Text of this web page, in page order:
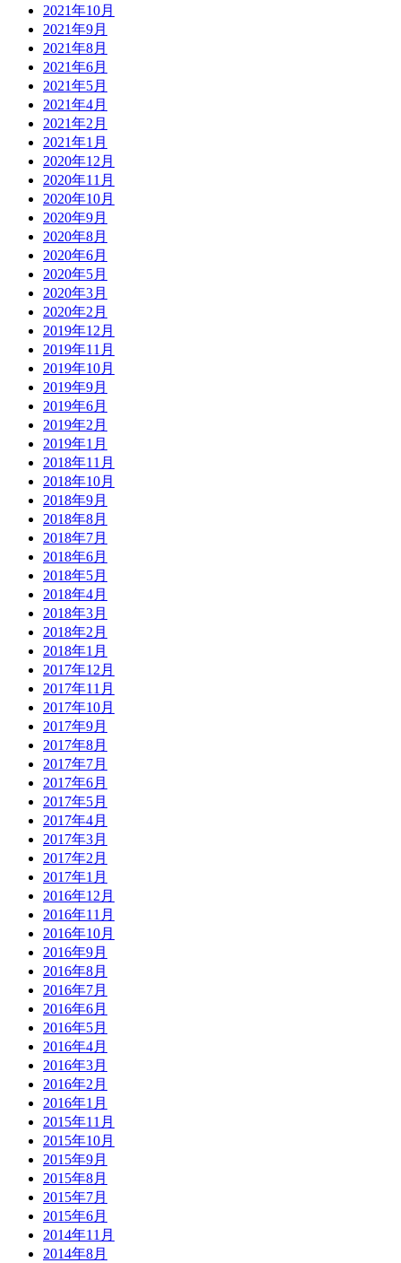
2021年10月
2021年9月
2021年8月
2021年6月
2021年5月
2021年4月
2021年2月
2021年1月
2020年12月
2020年11月
2020年10月
2020年9月
2020年8月
2020年6月
2020年5月
2020年3月
2020年2月
2019年12月
2019年11月
2019年10月
2019年9月
2019年6月
2019年2月
2019年1月
2018年11月
2018年10月
2018年9月
2018年8月
2018年7月
2018年6月
2018年5月
2018年4月
2018年3月
2018年2月
2018年1月
2017年12月
2017年11月
2017年10月
2017年9月
2017年8月
2017年7月
2017年6月
2017年5月
2017年4月
2017年3月
2017年2月
2017年1月
2016年12月
2016年11月
2016年10月
2016年9月
2016年8月
2016年7月
2016年6月
2016年5月
2016年4月
2016年3月
2016年2月
2016年1月
2015年11月
2015年10月
2015年9月
2015年8月
2015年7月
2015年6月
2014年11月
2014年8月